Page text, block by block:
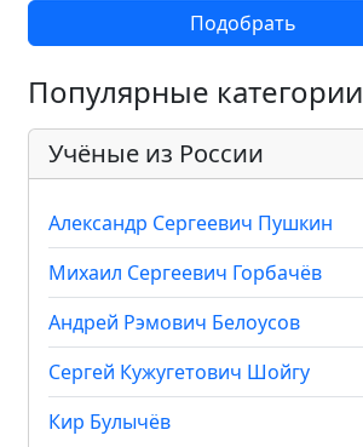
Подобрать
Популярные категории
Учёные из России
Александр Сергеевич Пушкин
Михаил Сергеевич Горбачёв
Андрей Рэмович Белоусов
Сергей Кужугетович Шойгу
Кир Булычёв